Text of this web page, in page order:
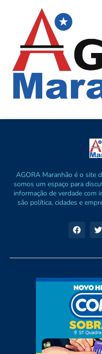
AGORA Maranhão é o site
somos um espaço para
informação de verdade com
são política, cidades e